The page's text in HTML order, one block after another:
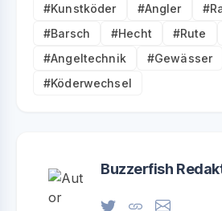
#Kunstköder #Angler
#Barsch
#Hecht #Rute
#Angeltechnik
#Gewässer
#Köderwechsel
Buzzerfish